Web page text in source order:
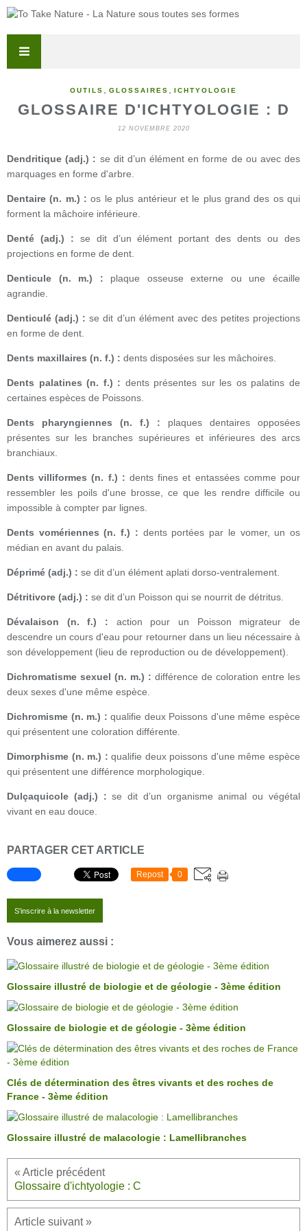
OUTILS GLOSSAIRES ICHTYOLOGIE
GLOSSAIRE D'ICHTYOLOGIE : D
12 NOVEMBRE 2020
Dendritique (adj.) : se dit d’un élément en forme de ou avec des
marquages en forme d'arbre.
Dentaire (n. m.) : os le plus antérieur et le plus grand des os qui
forment la mâchoire inférieure.
Denté (adj.) : se dit d’un élément portant des dents ou des
projections en forme de dent.
Denticule (n. m.) : plaque osseuse externe ou une écaille
agrandie.
Denticulé (adj.) : se dit d’un élément avec des petites projections
en forme de dent.
Dents maxillaires (n. f.) : dents disposées sur les mâchoires.
Dents palatines (n. f.) : dents présentes sur les os palatins de
certaines espèces de Poissons.
Dents pharyngiennes (n. f.) : plaques dentaires opposées
présentes sur les branches supérieures et inférieures des arcs
branchiaux.
Dents villiformes (n. f.) : dents fines et entassées comme pour
ressembler les poils d'une brosse, ce que les rendre difficile ou
impossible à compter par lignes.
Dents vomériennes (n. f.) : dents portées par le vomer, un os
médian en avant du palais.
Déprimé (adj.) : se dit d’un élément aplati dorso-ventralement.
Détritivore (adj.) : se dit d’un Poisson qui se nourrit de détritus.
Dévalaison (n. f.) : action pour un Poisson migrateur de
descendre un cours d'eau pour retourner dans un lieu nécessaire à
son développement (lieu de reproduction ou de développement).
Dichromatisme sexuel (n. m.) : différence de coloration entre les
deux sexes d'une même espèce.
Dichromisme (n. m.) : qualifie deux Poissons d'une même espèce
qui présentent une coloration différente.
Dimorphisme (n. m.) : qualifie deux poissons d'une même espèce
qui présentent une différence morphologique.
Dulçaquicole (adj.) : se dit d’un organisme animal ou végétal
vivant en eau douce.
PARTAGER CET ARTICLE
Repost 0
S'inscrire à la newsletter
Vous aimerez aussi :
Glossaire illustré de biologie et de géologie - 3ème édition
Glossaire de biologie et de géologie - 3ème édition
Clés de détermination des êtres vivants et des roches de
France - 3ème édition
Glossaire illustré de malacologie : Lamellibranches
Glossaire d'ichtyologie : C